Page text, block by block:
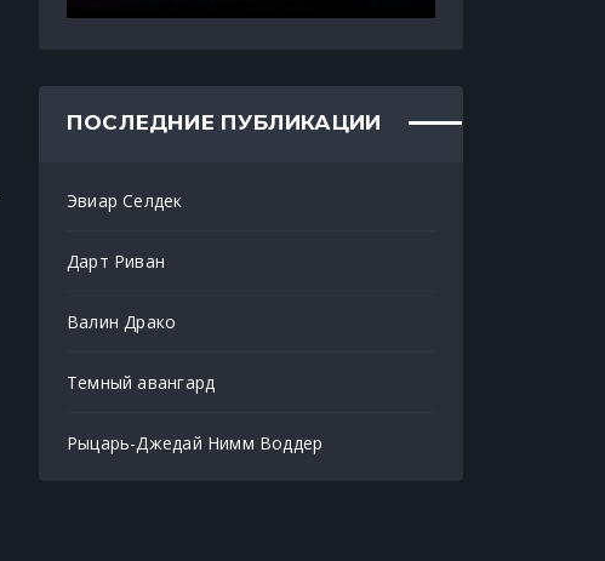
ПОСЛЕДНИЕ ПУБЛИКАЦИИ
Эвиар Селдек
Дарт Риван
Валин Драко
Темный авангард
Рыцарь-Джедай Нимм Воддер